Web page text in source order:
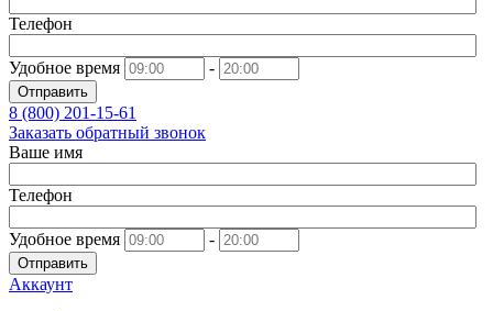
Телефон
Удобное время -
Отправить
8 (800) 201-15-61
Заказать обратный звонок
Ваше имя
Телефон
Удобное время -
Отправить
Аккаунт